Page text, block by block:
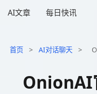
AI文章 每日快讯
首页 > AI对话聊天 >
OnionAI